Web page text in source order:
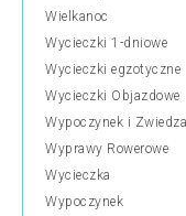
Wielkanoc
Wycieczki 1-dniowe
Wycieczki egzotyczne
Wycieczki Objazdowe
Wypoczynek i
Wyprawy Rowerowe
Wycieczka
Wypoczynek